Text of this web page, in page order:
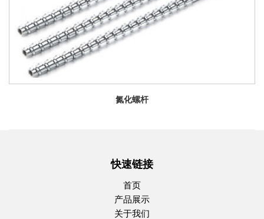
氮化螺杆
快速链接
首页
产品展示
关于我们